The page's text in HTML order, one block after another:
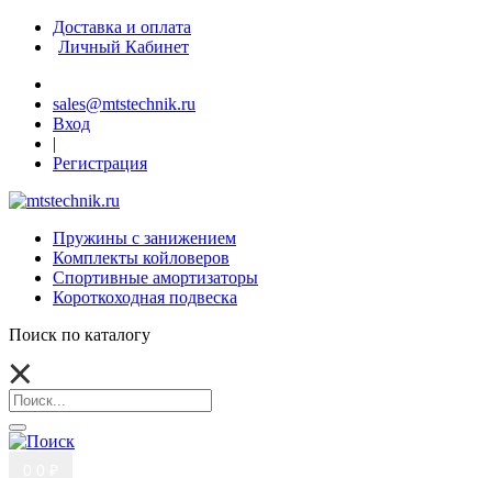
Доставка и оплата
Личный Кабинет
sales@mtstechnik.ru
Вход
|
Регистрация
Пружины с занижением
Комплекты койловеров
Спортивные амортизаторы
Короткоходная подвеска
Поиск по каталогу